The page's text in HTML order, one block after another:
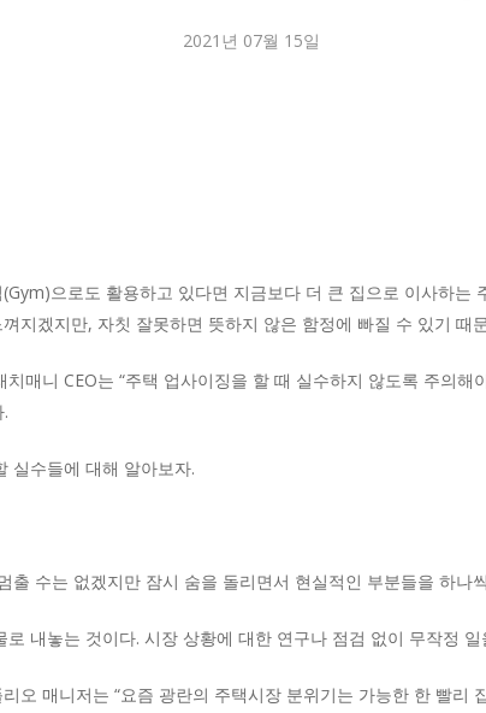
2021년 07월 15일
으로도 활용하고 있다면 지금보다 더 큰 집으로 이사하는
지겠지만, 자칫 잘못하면 뜻하지 않은 함정에 빠질 수 있기 때
치매니 CEO는 “주택 업사이징을 할 때 실수하지 않도록 주의
실수들에 대해 알아보자.
출 수는 없겠지만 잠시 숨을 돌리면서 현실적인 부분들을 하나
내놓는 것이다. 시장 상황에 대한 연구나 점검 없이 무작정
오 매니저는 “요즘 광란의 주택시장 분위기는 가능한 한 빨리